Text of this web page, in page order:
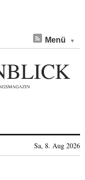
Menü
Sa, 8. Aug 2026